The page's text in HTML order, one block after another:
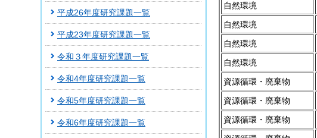
平成26年度研究課題一覧
平成23年度研究課題一覧
令和３年度研究課題一覧
令和4年度研究課題一覧
令和5年度研究課題一覧
令和6年度研究課題一覧
自然環境
自然環境
自然環境
自然環境
資源循環・廃棄物
資源循環・廃棄物
資源循環・廃棄物